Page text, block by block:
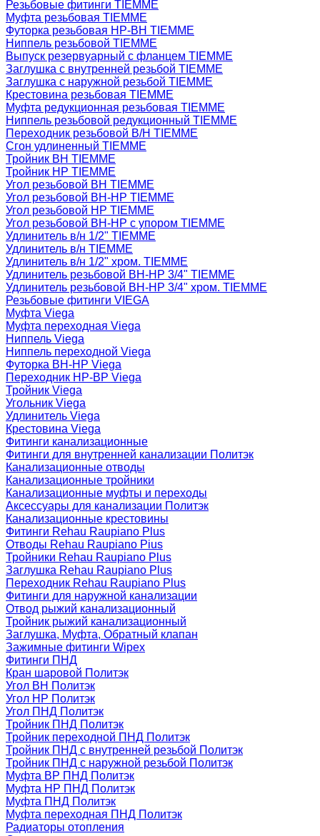
Резьбовые фитинги TIEMME
Муфта резьбовая TIEMME
Футорка резьбовая НР-ВН TIEMME
Ниппель резьбовой TIEMME
Выпуск резервуарный с фланцем TIEMME
Заглушка с внутренней резьбой TIEMME
Заглушка с наружной резьбой TIEMME
Крестовина резьбовая TIEMME
Муфта редукционная резьбовая TIEMME
Ниппель резьбовой редукционный TIEMME
Переходник резьбовой В/Н TIEMME
Сгон удлиненный TIEMME
Тройник ВН TIEMME
Тройник НР TIEMME
Угол резьбовой ВН TIEMME
Угол резьбовой ВН-НР TIEMME
Угол резьбовой НР TIEMME
Угол резьбовой ВН-НР с упором TIEMME
Удлинитель в/н 1/2" TIEMME
Удлинитель в/н TIEMME
Удлинитель в/н 1/2" хром. TIEMME
Удлинитель резьбовой ВН-НР 3/4" TIEMME
Удлинитель резьбовой ВН-НР 3/4" хром. TIEMME
Резьбовые фитинги VIEGA
Муфта Viega
Муфта переходная Viega
Ниппель Viega
Ниппель переходной Viega
Футорка ВН-НР Viega
Переходник НР-ВР Viega
Тройник Viega
Угольник Viega
Удлинитель Viega
Крестовина Viega
Фитинги канализационные
Фитинги для внутренней канализации Политэк
Канализационные отводы
Канализационные тройники
Канализационные муфты и переходы
Аксессуары для канализации Политэк
Канализационные крестовины
Фитинги Rehau Raupiano Plus
Отводы Rehau Raupiano Pius
Тройники Rehau Raupiano Plus
Заглушка Rehau Raupiano Plus
Переходник Rehau Raupiano Plus
Фитинги для наружной канализации
Отвод рыжий канализационный
Тройник рыжий канализационный
Заглушка, Муфта, Обратный клапан
Зажимные фитинги Wipex
Фитинги ПНД
Кран шаровой Политэк
Угол ВН Политэк
Угол НР Политэк
Угол ПНД Политэк
Тройник ПНД Политэк
Тройник переходной ПНД Политэк
Тройник ПНД с внутренней резьбой Политэк
Тройник ПНД с наружной резьбой Политэк
Муфта ВР ПНД Политэк
Муфта НР ПНД Политэк
Муфта ПНД Политэк
Муфта переходная ПНД Политэк
Радиаторы отопления